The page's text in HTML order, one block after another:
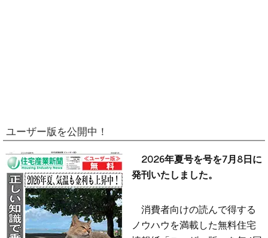
ユーザー版を公開中！
2026年夏号を号を7月8日に
発刊いたしました。
消費者向けの読んで得する
ノウハウを満載した無料住宅